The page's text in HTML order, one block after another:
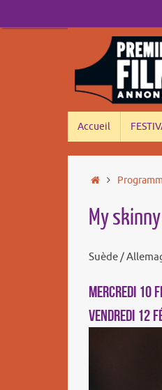
au
Accueil
Accueil
My
Suède /
MERCREDI
VENDREDI